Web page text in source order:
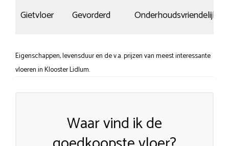
Gietvloer Gevorderd Onderhoudsvriendelijk
Eigenschappen, levensduur en de v.a. prijzen van meest interessante
vloeren in Klooster Lidlum.
Waar vind ik de